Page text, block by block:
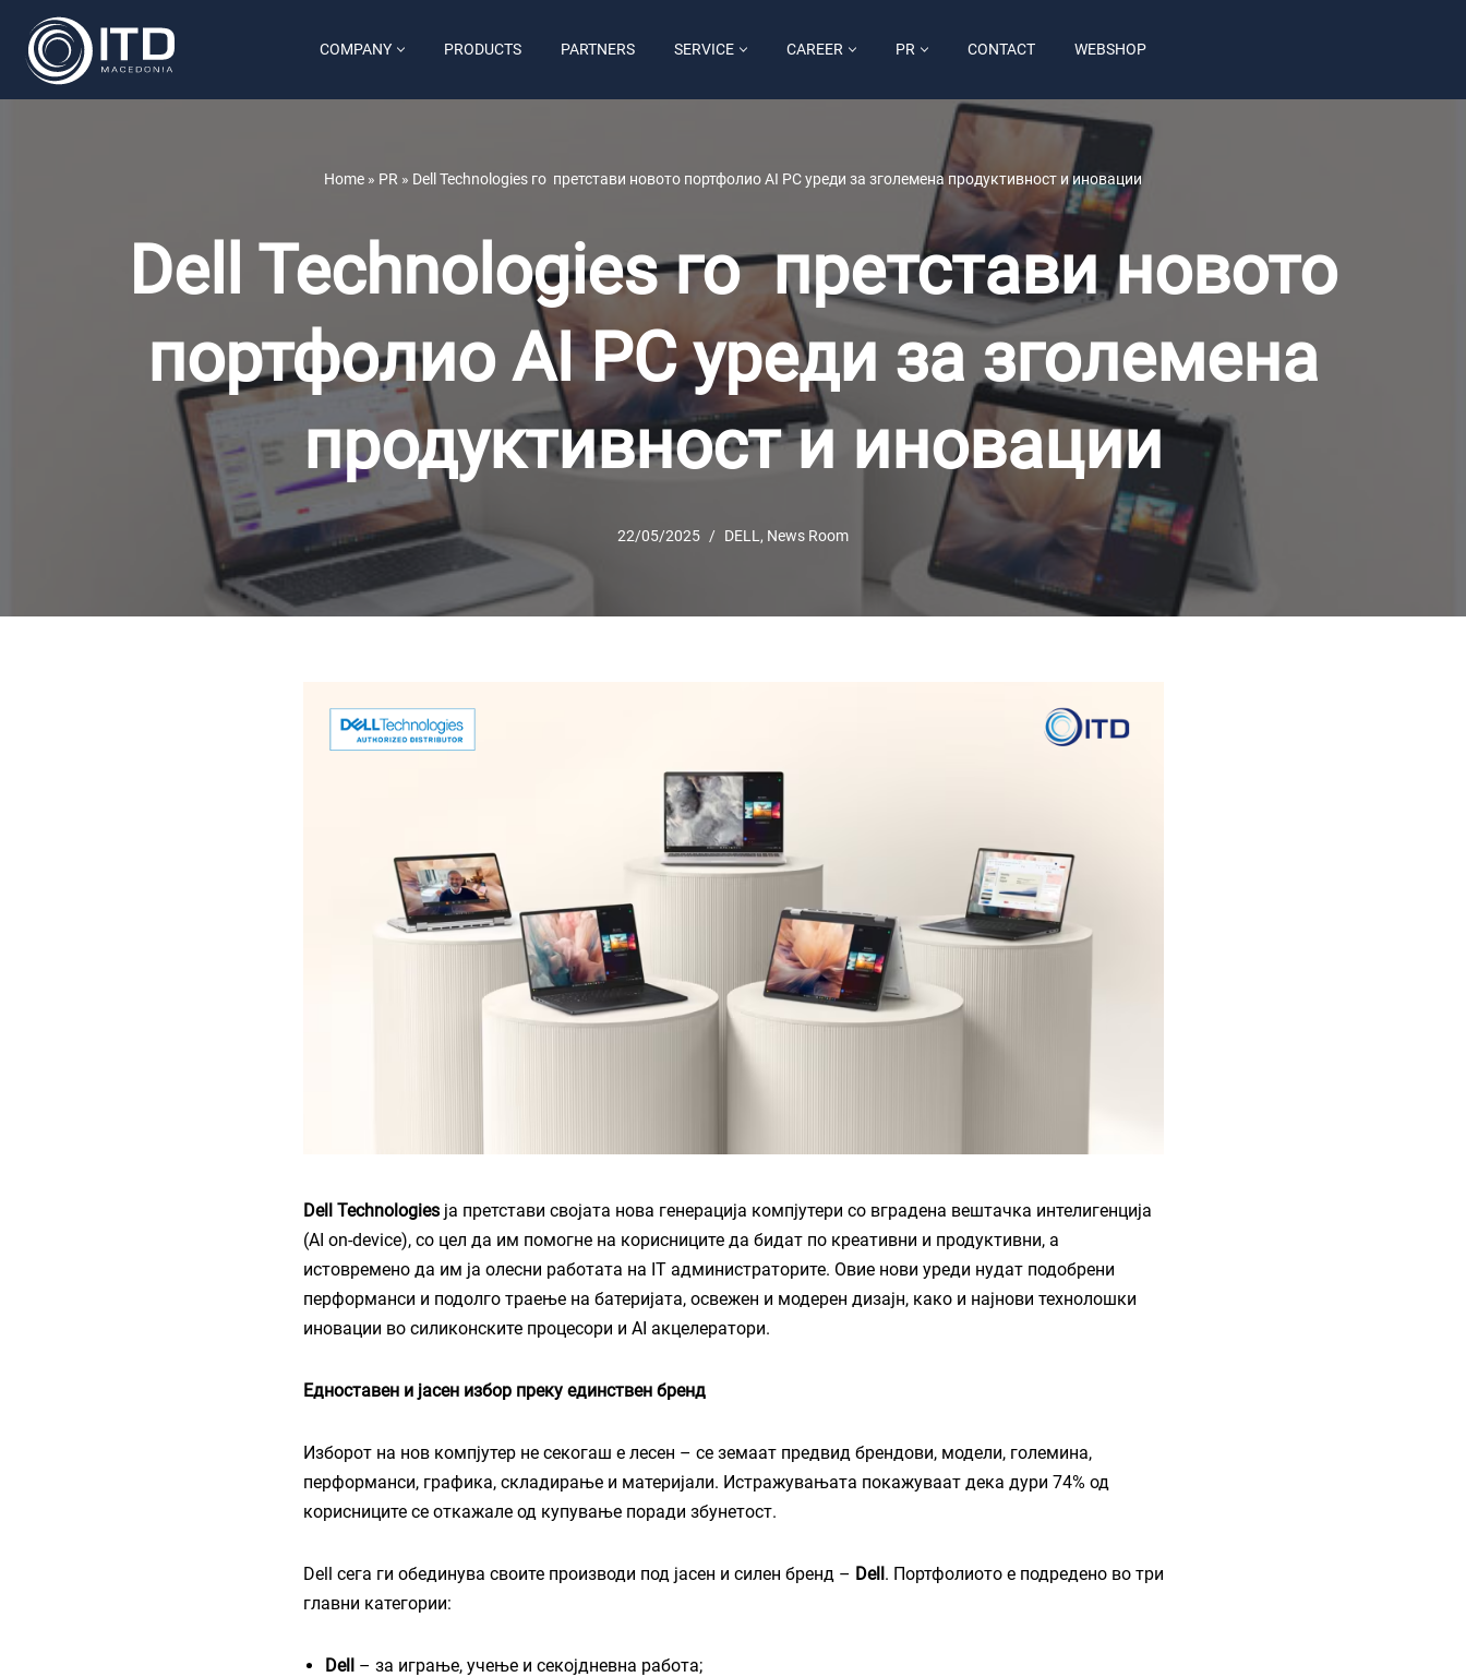
Skip
COMPANY PRODUCTS PARTNERS SERVICE CAREER PR CONTACT WEBSHOP
Home » PR » Dell Technologies го претстави новото портфолио AI PC уреди за зголемена продуктивност и иновации
Dell Technologies го претстави новото
портфолио AI PC уреди за зголемена
продуктивност и иновации
22/05/2025 DELL, News Room
Dell Technologiesја претстави својата нова генерација компјутери со вграденa вештачка интелигенција
(AI on-device), со цел да им помогне на корисниците да бидат по креативни и продуктивни, а
истовремено да им ја олесни работата на IT администраторите. Овие нови уреди нудат подобрени
перформанси и подолго траење на батеријата, освежен и модерен дизајн, како и најнови технолошки
иновации во силиконските процесори и AI акцелератори.
Едноставен и јасен избор преку единствен бренд
Изборот на нов компјутер не секогаш е лесен – се земаат предвид брендови, модели, големина,
перформанси, графика, складирање и материјали. Истражувањата покажуваат дека дури 74% од
корисниците се откажале од купување поради збунетост.
Dell сега ги обединува своите производи под јасен и силен бренд – Dell. Портфолиото е подредено во три
главни категории:
Dell– за играње, учење и секојдневна работа;